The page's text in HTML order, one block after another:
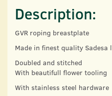
Description:
GVR roping breastplate
Made in finest quality Sadesa
Doubled and stitched
With beautifull flower tooling
With stainless steel hardware